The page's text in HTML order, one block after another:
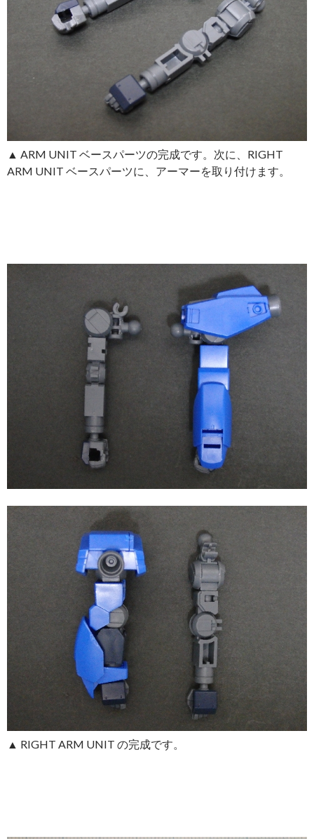
▲ ARM UNIT ベースパーツの完成です。次に、RIGHT
ARM UNIT ベースパーツに、アーマーを取り付けます。
▲ RIGHT ARM UNIT の完成です。